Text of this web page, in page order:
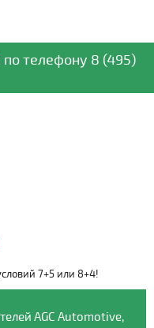
по телефону 8 (495)
7+5 или 8+4!
AGC Automotive,